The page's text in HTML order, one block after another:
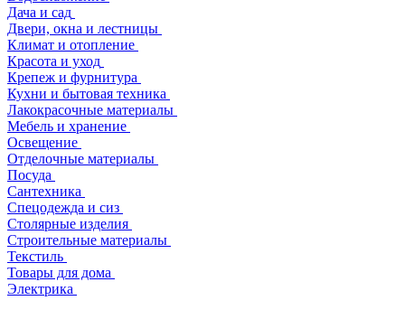
Дача и сад
Двери, окна и лестницы
Климат и отопление
Красота и уход
Крепеж и фурнитура
Кухни и бытовая техника
Лакокрасочные материалы
Мебель и хранение
Освещение
Отделочные материалы
Посуда
Сантехника
Спецодежда и сиз
Столярные изделия
Строительные материалы
Текстиль
Товары для дома
Электрика